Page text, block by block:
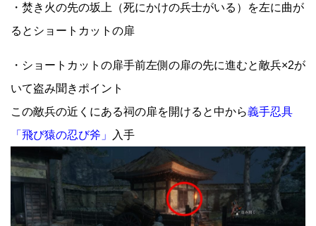
・焚き火の先の坂上（死にかけの兵士がいる）を左に曲が
るとショートカットの扉
・ショートカットの扉手前左側の扉の先に進むと敵兵×2が
いて盗み聞きポイント
この敵兵の近くにある祠の扉を開けると中から義手忍具
「飛び猿の忍び斧」
入手